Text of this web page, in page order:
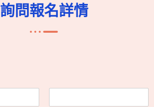
詢問報名詳情